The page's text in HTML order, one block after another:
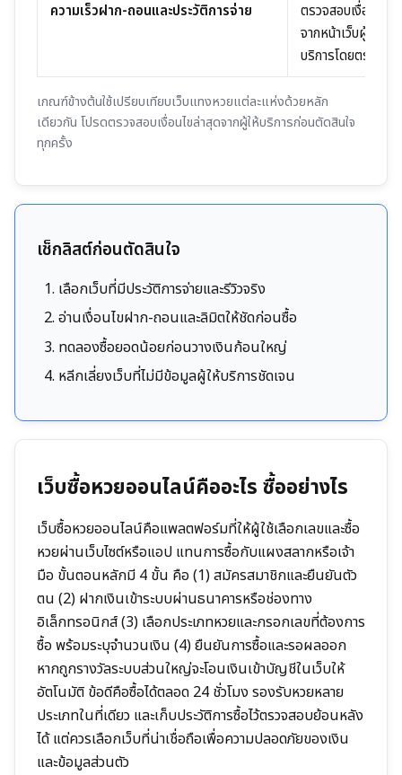
ความเร็วฝาก-ถอนและประวัติการจ่าย
ตรวจสอบเงื่อนไข
จากหน้าเว็บผู้ให้
บริการโดยตรง
เกณฑ์ข้างต้นใช้เปรียบเทียบเว็บแทงหวยแต่ละแห่งด้วยหลัก
เดียวกัน โปรดตรวจสอบเงื่อนไขล่าสุดจากผู้ให้บริการก่อนตัดสินใจ
ทุกครั้ง
เช็กลิสต์ก่อนตัดสินใจ
เลือกเว็บที่มีประวัติการจ่ายและรีวิวจริง
อ่านเงื่อนไขฝาก-ถอนและลิมิตให้ชัดก่อนซื้อ
ทดลองซื้อยอดน้อยก่อนวางเงินก้อนใหญ่
หลีกเลี่ยงเว็บที่ไม่มีข้อมูลผู้ให้บริการชัดเจน
เว็บซื้อหวยออนไลน์คืออะไร ซื้ออย่างไร
เว็บซื้อหวยออนไลน์คือแพลตฟอร์มที่ให้ผู้ใช้เลือกเลขและซื้อ
หวยผ่านเว็บไซต์หรือแอป แทนการซื้อกับแผงสลากหรือเจ้า
มือ ขั้นตอนหลักมี 4 ขั้น คือ (1) สมัครสมาชิกและยืนยันตัว
ตน (2) ฝากเงินเข้าระบบผ่านธนาคารหรือช่องทาง
อิเล็กทรอนิกส์ (3) เลือกประเภทหวยและกรอกเลขที่ต้องการ
ซื้อ พร้อมระบุจำนวนเงิน (4) ยืนยันการซื้อและรอผลออก
หากถูกรางวัลระบบส่วนใหญ่จะโอนเงินเข้าบัญชีในเว็บให้
อัตโนมัติ ข้อดีคือซื้อได้ตลอด 24 ชั่วโมง รองรับหวยหลาย
ประเภทในที่เดียว และเก็บประวัติการซื้อไว้ตรวจสอบย้อนหลัง
ได้ แต่ควรเลือกเว็บที่น่าเชื่อถือเพื่อความปลอดภัยของเงิน
และข้อมูลส่วนตัว